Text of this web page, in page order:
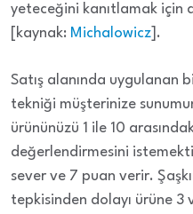
yeteceğini kanıtlamak için
[kaynak: Michalowicz ].
Satış alanında uygulanan
tekniği müşterinize
ürününüzü 1 ile 10
değerlendirmesini
sever ve 7 puan verir.
tepkisinden dolayı ürüne 3